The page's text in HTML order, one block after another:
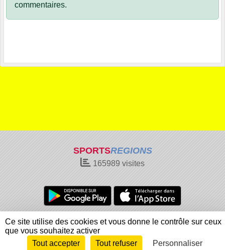
commentaires.
SPORTSREGIONS
165989 visites
Charte cookies
Gestion des cookies
Informations légales
Signaler un contenu inapproprié
Envie de participer ?
Connexion
Ce site utilise des cookies et vous donne le contrôle sur ceux
que vous souhaitez activer
Tout accepter
Tout refuser Personnaliser